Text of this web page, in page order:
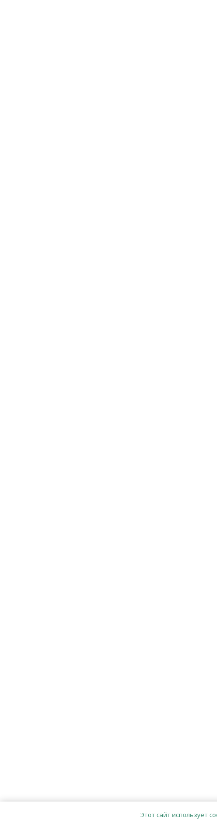
Этот сайт использует